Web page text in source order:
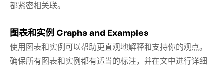
都紧密相关联。
图表和实例 Graphs and Examples
使用图表和实例可以帮助更直观地解释和支持你的观点。
确保所有图表和实例都有适当的标注，并在文中进行详细